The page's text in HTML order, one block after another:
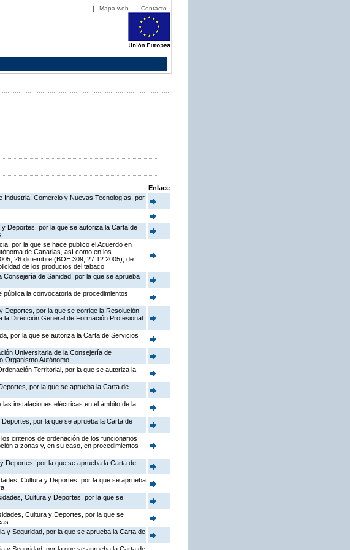
Mapa web Contacto
Enlace
Industria, Comercio y Nuevas Tecnologías, por
Deportes, por la que se autoriza la Carta de
por la que se hace publico el Acuerdo en
de Canarias, así como en los
26 diciembre (BOE 309, 27.12.2005), de
de los productos del tabaco
Consejería de Sanidad, por la que se aprueba
la convocatoria de procedimientos
Deportes, por la que se corrige la Resolución
Dirección General de Formación Profesional
por la que se autoriza la Carta de Servicios
Universitaria de la Consejería de
Organismo Autónomo
Territorial, por la que se autoriza la
por la que se aprueba la Carta de
instalaciones eléctricas en el ámbito de la
por la que se aprueba la Carta de
criterios de ordenación de los funcionarios
a zonas y, en su caso, en procedimientos
Deportes, por la que se aprueba la Carta de
Cultura y Deportes, por la que se aprueba
Cultura y Deportes, por la que se
Cultura y Deportes, por la que se
y Seguridad, por la que se aprueba la Carta de